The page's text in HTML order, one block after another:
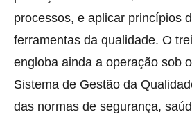
processos, e aplicar princípios
ferramentas da qualidade. O
engloba ainda a operação sob
Sistema de Gestão da
das normas de segurança,